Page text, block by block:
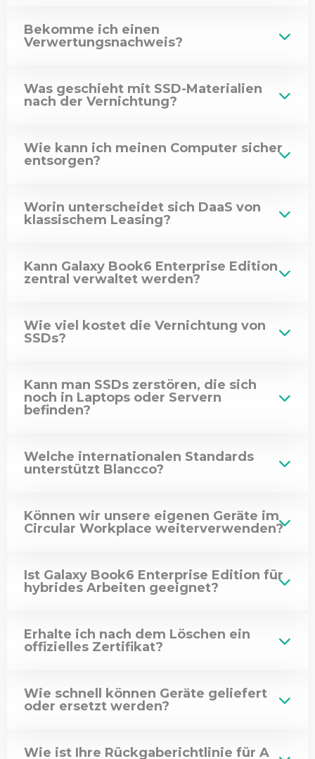
Bekomme ich einen
Verwertungsnachweis?
Was geschieht mit SSD-Materialien
nach der Vernichtung?
Wie kann ich meinen Computer sicher
entsorgen?
Worin unterscheidet sich DaaS von
klassischem Leasing?
Kann Galaxy Book6 Enterprise Edition
zentral verwaltet werden?
Wie viel kostet die Vernichtung von
SSDs?
Kann man SSDs zerstören, die sich
noch in Laptops oder Servern
befinden?
Welche internationalen Standards
unterstützt Blancco?
Können wir unsere eigenen Geräte im
Circular Workplace weiterverwenden?
Ist Galaxy Book6 Enterprise Edition für
hybrides Arbeiten geeignet?
Erhalte ich nach dem Löschen ein
offizielles Zertifikat?
Wie schnell können Geräte geliefert
oder ersetzt werden?
Wie ist Ihre Rückgaberichtlinie für A